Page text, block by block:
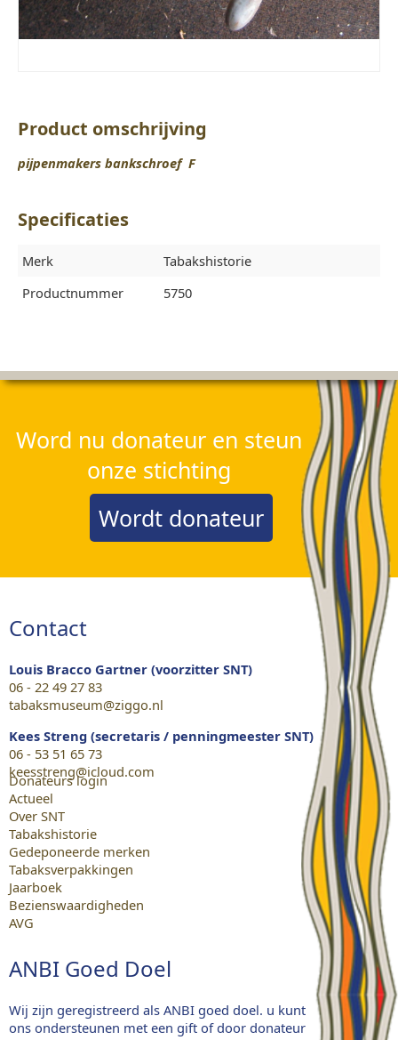
Product omschrijving
pijpenmakers bankschroef F
Specificaties
Merk
Tabakshistorie
Productnummer
5750
Word nu donateur en steun
onze stichting
Wordt donateur
Contact
Louis Bracco Gartner (voorzitter SNT)
06 - 22 49 27 83
tabaksmuseum@ziggo.nl
Kees Streng (secretaris / penningmeester SNT)
06 - 53 51 65 73
keesstreng@icloud.com
Donateurs login
Actueel
Over SNT
Tabakshistorie
Gedeponeerde merken
Tabaksverpakkingen
Jaarboek
Bezienswaardigheden
AVG
ANBI Goed Doel
Wij zijn geregistreerd als ANBI goed doel. u kunt
ons ondersteunen met een gift of door donateur